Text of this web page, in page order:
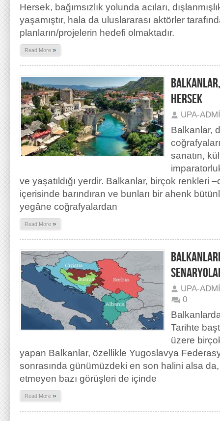
Hersek, bağımsızlık yolunda acıları,
yaşamıştır, hala da uluslararası aktörler
planların/projelerin hedefi olmaktadır.
Read More »
HERSEK
UPA-
Balkanlar,
sanatın,
ve yaşatıldığı yerdir. Balkanlar, birçok renkleri
içerisinde barındıran ve bunları bir ahenk
yegâne coğrafyalardan
Read More »
UPA-
0
Tarihte
üzere
yapan Balkanlar, özellikle Yugoslavya
sonrasında günümüzdeki en son halini alsa da,
etmeyen bazı görüşleri de içinde
Read More »